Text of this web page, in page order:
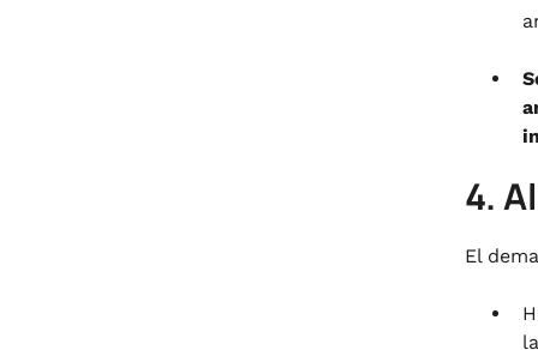
4.
El